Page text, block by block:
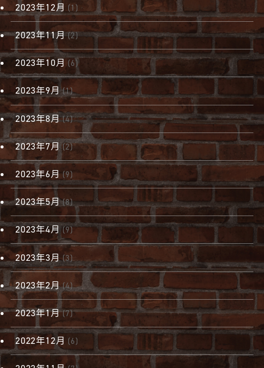
2023年12月 (1)
2023年11月(2)
2023年10月 (6)
2023年9月(1)
2023年8月(4)
2023年7月(2)
2023年6月(9)
2023年5月(8)
2023年4月 (9)
2023年3月(3)
2023年2月(4)
2023年1月(7)
2022年12月 (6)